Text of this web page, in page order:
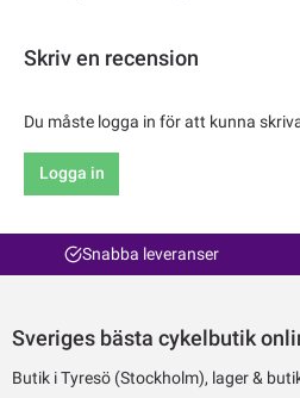
Skriv en recension
Du måste logga in för att kunna
Logga in
Snabba leveranser
Sveriges bästa cykelbutik
Butik i Tyresö (Stockholm), lager &